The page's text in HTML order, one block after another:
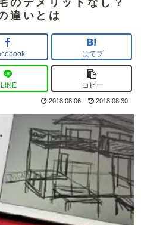
のデメリットなし？
違いとは
はてブ
LINE コピー
2018.08.06 2018.08.30